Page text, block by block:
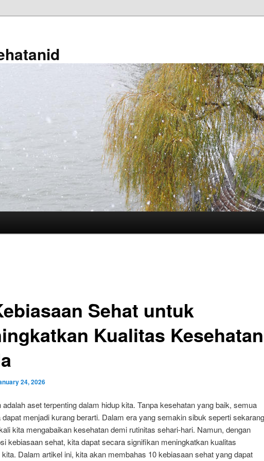
Sehat untuk
Kualitas Kesehatan
24, 2026
adalah aset terpenting dalam hidup kita. Tanpa kesehatan yang baik, semua
dapat menjadi kurang berarti. Dalam era yang semakin sibuk seperti sekarang
kita mengabaikan kesehatan demi rutinitas sehari-hari. Namun, dengan
kebiasaan sehat, kita dapat secara signifikan meningkatkan kualitas
Dalam artikel ini, kita akan membahas 10 kebiasaan sehat yang dapat